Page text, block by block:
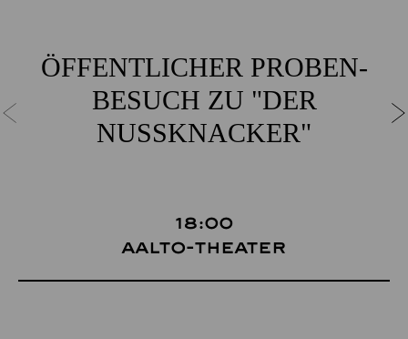
ÖFFENT­LICHER PROBEN­
BESUCH ZU "DER
NUSSKNACKER"
18:00
Aalto-Theater